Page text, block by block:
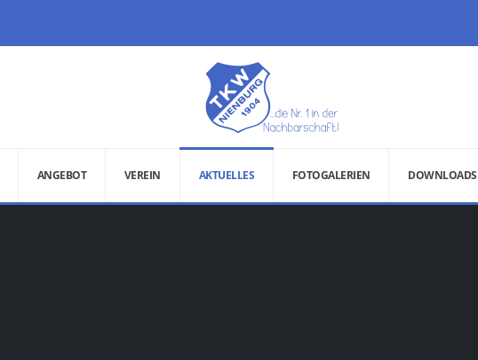
ANGEBOT VEREIN AKTUELLES FOTOGALERIEN DOWNLOADS